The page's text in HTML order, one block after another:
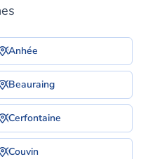
Anhée
Beauraing
Cerfontaine
Couvin